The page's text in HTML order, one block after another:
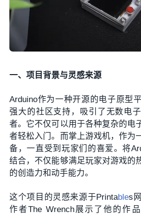
一、项目背景与灵感来源
Arduino作为一种开源的电子原型
强大的社区支持，吸引了无数电
者。它不仅可以用于各种复杂的电
者轻松入门。而掌上游戏机，作为
备，一直受到玩家们的喜爱。将
结合，不仅能够满足玩家对游戏的
的创造力和动手能力。
这个项目的灵感来源于Printables
作者The Wrench展示了他的作